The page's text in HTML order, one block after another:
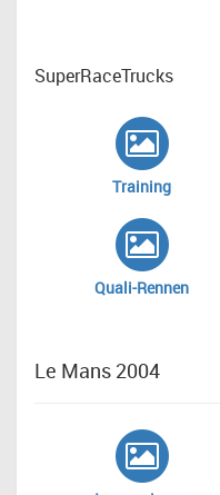
SuperRaceTrucks
Training
Quali-Rennen
Le Mans 2004